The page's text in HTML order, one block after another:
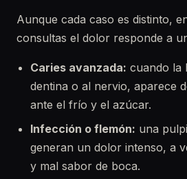
Aunque cada caso es distinto,
consultas el dolor responde a
Caries avanzada: cuando la
dentina o al nervio, aparece
ante el frío y el azúcar.
Infección o flemón: una
generan un dolor intenso, a
y mal sabor de boca.